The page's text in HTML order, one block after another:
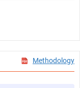
Methodology